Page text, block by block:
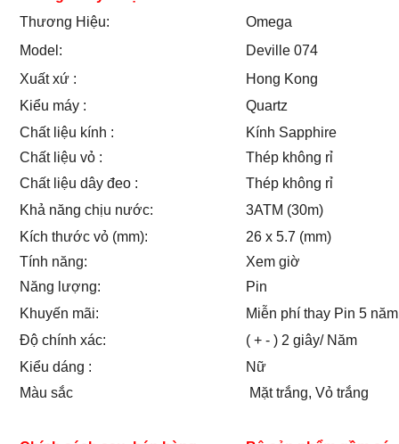
Thương Hiệu:
Omega
Model:
Deville 074
Xuất xứ :
Hong Kong
Kiểu máy :
Quartz
Chất liệu kính :
Kính Sapphire
Chất liệu vỏ :
Thép không rỉ
Chất liệu dây đeo :
Thép không rỉ
Khả năng chịu nước:
3ATM (30m)
Kích thước vỏ (mm):
26 x 5.7 (mm)
Tính năng:
Xem giờ
Năng lượng:
Pin
Khuyến mãi:
Miễn phí thay Pin 5 năm
Độ chính xác:
( + - ) 2 giây/ Năm
Kiểu dáng :
Nữ
Màu sắc
Mặt trắng, Vỏ trắng